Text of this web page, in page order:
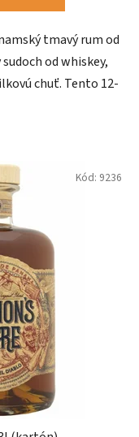
tmavý rum od
od whiskey,
chuť. Tento 12-
Kód: 9236